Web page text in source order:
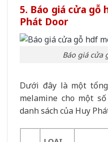
5. Báo giá cửa gỗ
Phát Door
Báo giá cửa
Dưới đây là một
melamine cho một
danh sách của Huy